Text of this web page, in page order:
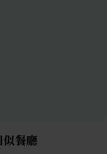
餐廳